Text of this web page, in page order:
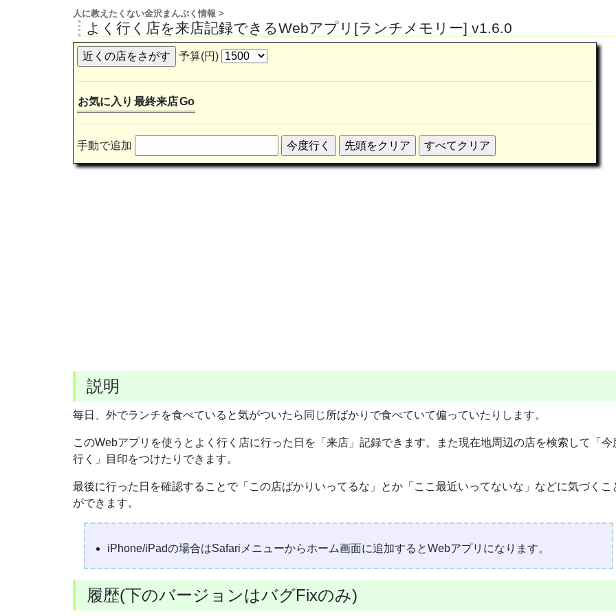
人に教えたくない金沢まんぷく情報 >
よく行く店を来店記録できるWebアプリ[ランチメモリー] v1.6.0
予算(円)
お気に入り 最終来店Go
手動で追加
説明
毎日、外でランチを食べていると気がついたら同じ所ばかりで食べていて偏っていたりします。
このWebアプリを使うとよく行く店に行った日を「来店」記録できます。また現在地周辺の店を検索して「今
行く」目印をつけたりできます。
最後に行った日を確認することで「この店ばかりいってるな」とか「ここ最近いってないな」などに気づくこ
ができます。
iPhone/iPadの場合はSafariメニューからホーム画面に追加するとWebアプリになります。
履歴(下のバージョンはバグFixのみ)